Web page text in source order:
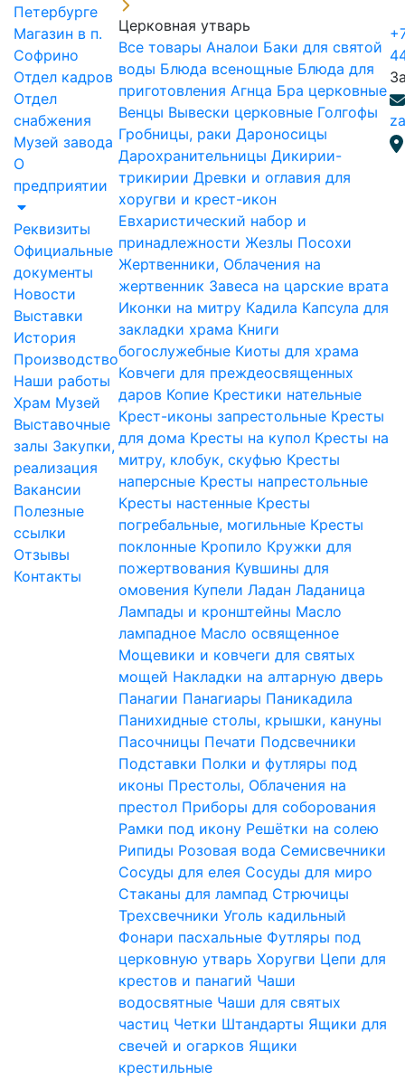
Петербурге
Магазин в п.
Софрино
Отдел кадров
Отдел
снабжения
Музей завода
О
предприятии
Реквизиты
Официальные
документы
Новости
Выставки
История
Производство
Наши работы
Храм Музей
Выставочные
залы Закупки,
реализация
Вакансии
Полезные
ссылки
Отзывы
Контакты
Церковная утварь
Все товары Аналои Баки для святой
воды Блюда всенощные Блюда для
приготовления Агнца Бра церковные
Венцы Вывески церковные Голгофы
Гробницы, раки Дароносицы
Дарохранительницы Дикирии-
трикирии Древки и оглавия для
хоругви и крест-икон
Евхаристический набор и
принадлежности Жезлы Посохи
Жертвенники, Облачения на
жертвенник Завеса на царские врата
Иконки на митру Кадила Капсула для
закладки храма Книги
богослужебные Киоты для храма
Ковчеги для преждеосвященных
даров Копие Крестики нательные
Крест-иконы запрестольные Кресты
для дома Кресты на купол Кресты на
митру, клобук, скуфью Кресты
наперсные Кресты напрестольные
Кресты настенные Кресты
погребальные, могильные Кресты
поклонные Кропило Кружки для
пожертвования Кувшины для
омовения Купели Ладан Ладаница
Лампады и кронштейны Масло
лампадное Масло освященное
Мощевики и ковчеги для святых
мощей Накладки на алтарную дверь
Панагии Панагиары Паникадила
Панихидные столы, крышки, кануны
Пасочницы Печати Подсвечники
Подставки Полки и футляры под
иконы Престолы, Облачения на
престол Приборы для соборования
Рамки под икону Решётки на солею
Рипиды Розовая вода Семисвечники
Сосуды для елея Сосуды для миро
Стаканы для лампад Стрючицы
Трехсвечники Уголь кадильный
Фонари пасхальные Футляры под
церковную утварь Хоругви Цепи для
крестов и панагий Чаши
водосвятные Чаши для святых
частиц Четки Штандарты Ящики для
свечей и огарков Ящики
крестильные